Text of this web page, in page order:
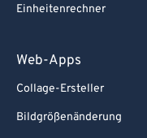
Einheitenrechner
Web-Apps
Collage-Ersteller
Bildgrößenänderung